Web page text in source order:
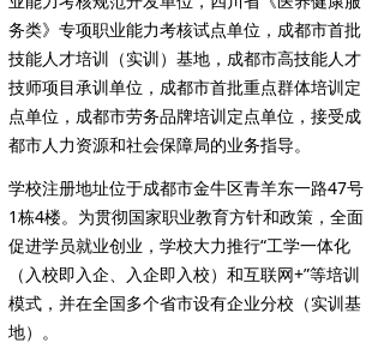
务类》专项职业能力考核试点单位，成都市首批
技能人才培训（实训）基地，成都市高技能人才
技师项目承训单位，成都市首批重点群体培训定
点单位，成都市劳务品牌培训定点单位，接受成
都市人力资源和社会保障局的业务指导。
学校注册地址位于成都市金牛区青羊东一路47号
1栋4楼。为贯彻国家职业教育方针和政策，全面
促进学员就业创业，学校大力推行“工学一体化
（入校即入企、入企即入校）和互联网+”等培训
模式，并在全国多个省市设有企业分校（实训基
地）。